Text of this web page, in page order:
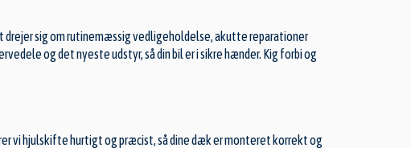
drejer sig om rutinemæssig vedligeholdelse, akutte reparationer
og det nyeste udstyr, så din bil er i sikre hænder. Kig forbi og
vi hjulskifte hurtigt og præcist, så dine dæk er monteret korrekt og